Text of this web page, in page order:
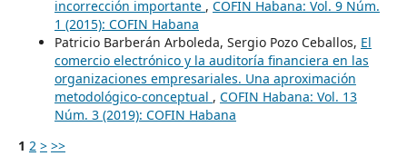
incorrección importante , COFIN Habana: Vol. 9 Núm.
1 (2015): COFIN Habana
Patricio Barberán Arboleda, Sergio Pozo Ceballos, El
comercio electrónico y la auditoría financiera en las
organizaciones empresariales. Una aproximación
metodológico-conceptual , COFIN Habana: Vol. 13
Núm. 3 (2019): COFIN Habana
1 2 > >>